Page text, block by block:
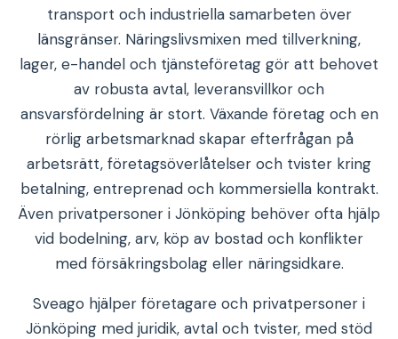
transport och industriella samarbeten över
länsgränser. Näringslivsmixen med tillverkning,
lager, e-handel och tjänsteföretag gör att behovet
av robusta avtal, leveransvillkor och
ansvarsfördelning är stort. Växande företag och en
rörlig arbetsmarknad skapar efterfrågan på
arbetsrätt, företagsöverlåtelser och tvister kring
betalning, entreprenad och kommersiella kontrakt.
Även privatpersoner i Jönköping behöver ofta hjälp
vid bodelning, arv, köp av bostad och konflikter
med försäkringsbolag eller näringsidkare.
Sveago hjälper företagare och privatpersoner i
Jönköping med juridik, avtal och tvister, med stöd